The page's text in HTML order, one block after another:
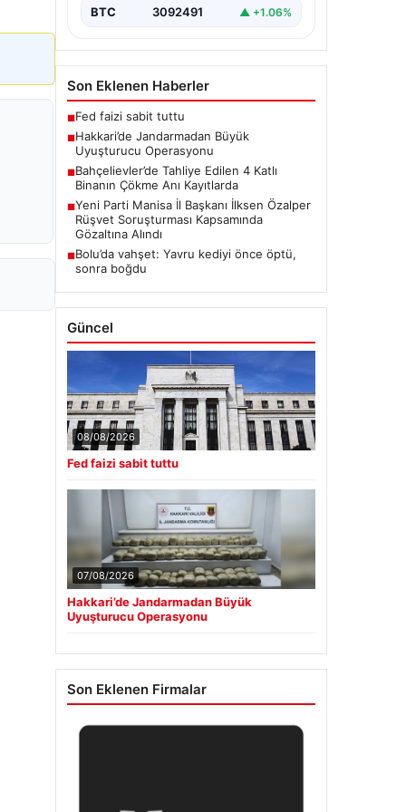
BTC 3092491 ▲ +1.06%
Son Eklenen Haberler
■Fed faizi sabit tuttu
■Hakkari’de Jandarmadan Büyük
Uyuşturucu Operasyonu
■Bahçelievler’de Tahliye Edilen 4 Katlı
Binanın Çökme Anı Kayıtlarda
■Yeni Parti Manisa İl Başkanı İlksen Özalper
Rüşvet Soruşturması Kapsamında
Gözaltına Alındı
■Bolu’da vahşet: Yavru kediyi önce öptü,
sonra boğdu
Güncel
08/08/2026
Fed faizi sabit tuttu
07/08/2026
Hakkari’de Jandarmadan Büyük
Uyuşturucu Operasyonu
Son Eklenen Firmalar